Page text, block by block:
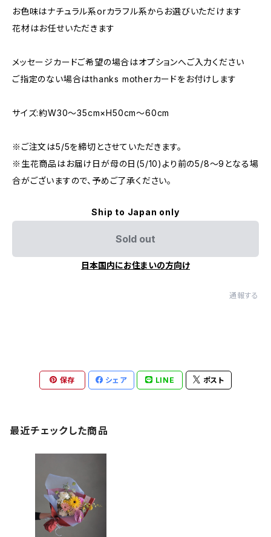
お色味はナチュラル系orカラフル系からお選びいただけます
花材はお任せいただきます
メッセージカードご希望の場合はオプションへご入力ください
ご指定のない場合はthanks motherカードをお付けします
サイズ:約W30〜35cm×H50cm〜60cm
※ご注文は5/5を締切とさせていただきます。
※生花商品はお届け日が母の日(5/10)より前の5/8～9となる場
合がございますので、予めご了承ください。
Ship to Japan only
Sold out
日本国内にお住まいの方向け
通報する
保存 シェア LINE ポスト
最近チェックした商品